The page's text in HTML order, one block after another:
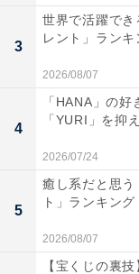
1位：iPhone
1位には、シリー
「iPhone 17」が
デザイン刷新や
どが期待され、
回答者からは「
（40代男性／福
3
世界で活躍でき
レント」ランキ
2026/08/07
4
「HANA」の
「YURI」を抑
2026/07/24
5
癒し系だと思
ト」ランキン
2026/08/07
【宝くじの裏